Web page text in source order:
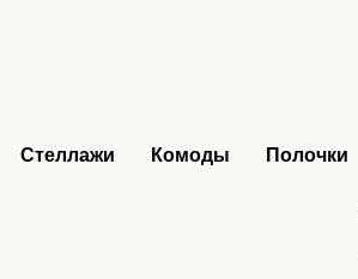
Стеллажи Комоды Полочки